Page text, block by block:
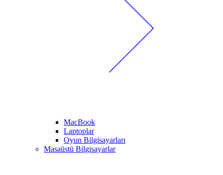
MacBook
Laptoplar
Oyun Bilgisayarları
Masaüstü Bilgisayarlar